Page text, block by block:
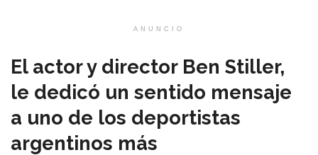
ANUNCIO
El actor y director Ben Stiller,
le dedicó un sentido mensaje
a uno de los deportistas
argentinos más